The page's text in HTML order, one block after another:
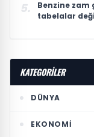
5.
Benzine zam
tabelalar
KATEGORİLER
DÜNYA
EKONOMI